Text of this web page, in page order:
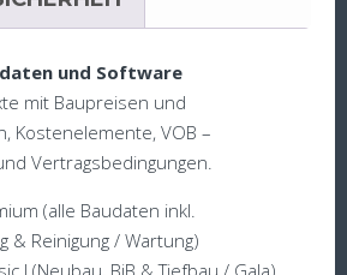
und Software
mit Baupreisen und
Kostenelemente, VOB –
Vertragsbedingungen.
(alle Baudaten inkl.
& Reinigung / Wartung)